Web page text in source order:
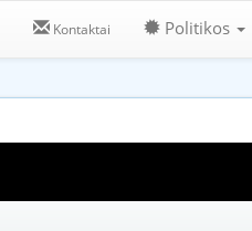
Kontaktai Politikos